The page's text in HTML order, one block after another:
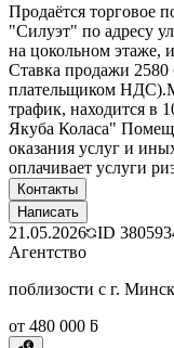
Продаётся торговое
"Силуэт" по адресу
на цокольном этаже,
Ставка продажи 2580
плательщиком
трафик, находится в
Якуба Коласа"
оказания услуг и
оплачивает услуги
Контакты
Написать
21.05.2026 ID
Агентство
поблизости с г. Минск
от 480 000 ƃ